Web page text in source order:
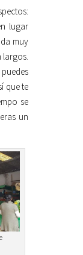
lugar
muy
largos.
que te
se
un